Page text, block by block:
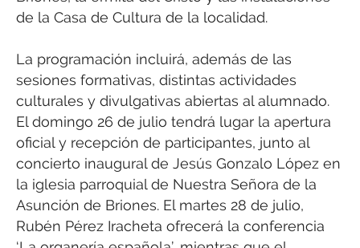
de la Casa de Cultura de la localidad.
La programación incluirá, además de las
sesiones formativas, distintas actividades
culturales y divulgativas abiertas al alumnado.
El domingo 26 de julio tendrá lugar la apertura
oficial y recepción de participantes, junto al
concierto inaugural de Jesús Gonzalo López en
la iglesia parroquial de Nuestra Señora de la
Asunción de Briones. El martes 28 de julio,
Rubén Pérez Iracheta ofrecerá la conferencia